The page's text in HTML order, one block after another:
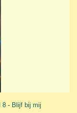
8 - Blijf bij mij